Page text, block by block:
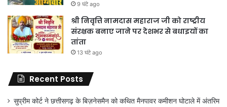
9 घंटे ago
श्री निवृत्ति नामदास महाराज जी को राष्ट्रीय
संरक्षक बनाए जाने पर देशभर से बधाइयों का
तांता
13 घंटे ago
Recent Posts
सुप्रीम कोर्ट ने छत्तीसगढ़ के बिज़नेसमैन को कथित मैनपावर कमीशन घोटाले में अंतरिम